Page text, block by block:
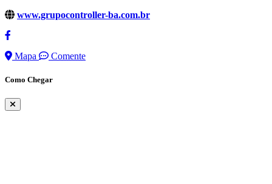
www.grupocontroller-ba.com.br
Mapa Comente
Como Chegar